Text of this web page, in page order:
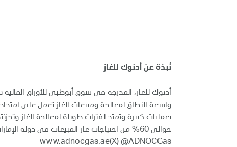
-
نُبذة عن أدنوك للغاز
واسعة النطاق لمعالجة ومبيعات الغاز تعمل على
بعمليات كبيرة وتمتد لفترات طويلة لمعالجة الغاز
www.adnocgas.ae(X) @ADNOCGas